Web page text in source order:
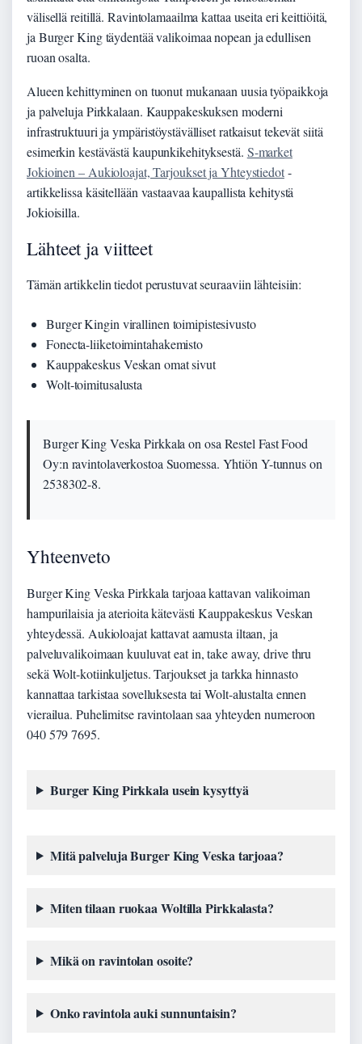
välisellä reitillä. Ravintolamaailma kattaa useita eri keittiöitä,
ja Burger King täydentää valikoimaa nopean ja edullisen
ruoan osalta.
Alueen kehittyminen on tuonut mukanaan uusia työpaikkoja
ja palveluja Pirkkalaan. Kauppakeskuksen moderni
infrastruktuuri ja ympäristöystävälliset ratkaisut tekevät siitä
esimerkin kestävästä kaupunkikehityksestä. S-market
Jokioinen – Aukioloajat, Tarjoukset ja Yhteystiedot-
artikkelissa käsitellään vastaavaa kaupallista kehitystä
Jokioisilla.
Lähteet ja viitteet
Tämän artikkelin tiedot perustuvat seuraaviin lähteisiin:
Burger Kingin virallinen toimipistesivusto
Fonecta-liiketoimintahakemisto
Kauppakeskus Veskan omat sivut
Wolt-toimitusalusta
Burger King Veska Pirkkala on osa Restel Fast Food
Oy:n ravintolaverkostoa Suomessa. Yhtiön Y-tunnus on
2538302-8.
Yhteenveto
Burger King Veska Pirkkala tarjoaa kattavan valikoiman
hampurilaisia ja aterioita kätevästi Kauppakeskus Veskan
yhteydessä. Aukioloajat kattavat aamusta iltaan, ja
palveluvalikoimaan kuuluvat eat in, take away, drive thru
sekä Wolt-kotiinkuljetus. Tarjoukset ja tarkka hinnasto
kannattaa tarkistaa sovelluksesta tai Wolt-alustalta ennen
vierailua. Puhelimitse ravintolaan saa yhteyden numeroon
040 579 7695.
Burger King Pirkkala usein kysyttyä
Mitä palveluja Burger King Veska tarjoaa?
Miten tilaan ruokaa Woltilla Pirkkalasta?
Mikä on ravintolan osoite?
Onko ravintola auki sunnuntaisin?